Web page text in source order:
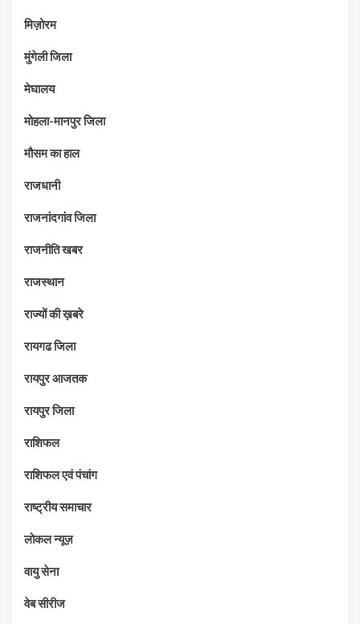
मिज़ोरम
मुंगेली जिला
मेघालय
मोहला-मानपुर जिला
मौसम का हाल
राजधानी
राजनांदगांव जिला
राजनीति खबर
राजस्थान
राज्यों की ख़बरे
रायगढ जिला
रायपुर आजतक
रायपुर जिला
राशिफल
राशिफल एवं पंचांग
राष्ट्रीय समाचार
लोकल न्यूज़
वायु सेना
वेब सीरीज